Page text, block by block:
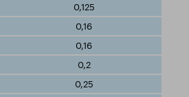
0,125
0,16
0,16
0,2
0,25